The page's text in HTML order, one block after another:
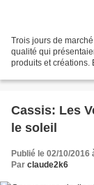
Trois jours de
qualité qui
produits et créations.
Cassis: Les
le soleil
Publié le 02/10/2016
Par claude2k6